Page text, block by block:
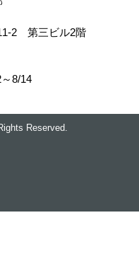
2 第三ビル2階
8/14
Reserved.